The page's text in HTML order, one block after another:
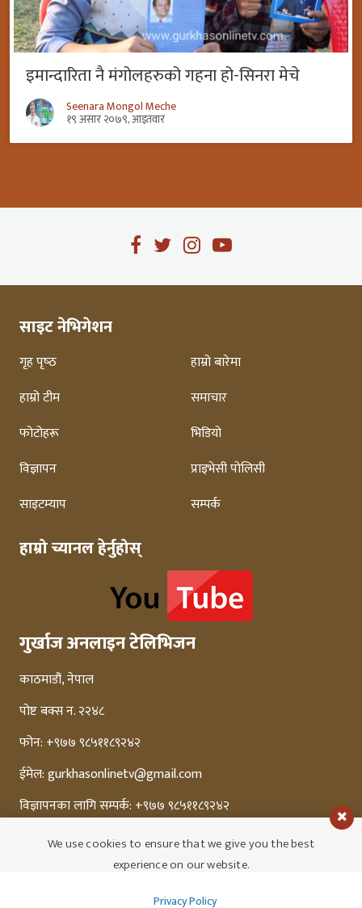
इमान्दारिता नै मंगोलहरुको गहना हो-सिनरा मेचे
Seenara Mongol Meche
१९ असार २०७९, आइतवार
साइट नेभिगेशन
गृह पृष्‍ठ
हाम्रो बारेमा
हाम्रो टीम
समाचार
फोटोहरू
भिडियो
विज्ञापन
प्राइभेसी पोलिसी
साइटम्याप
सम्पर्क
हाम्रो च्यानल हेर्नुहोस्
गुर्खाज अनलाइन टेलिभिजन
काठमाडौं, नेपाल
पोष्ट बक्स न. २२४८
फोन: +९७७ ९८५११८९२४२
ईमेल:gurkhasonlinetv@gmail.com
विज्ञापनका लागि सम्पर्क: +९७७ ९८५११८९२४२
We use cookies to ensure that we give you the best
experience on our website.
Privacy Policy